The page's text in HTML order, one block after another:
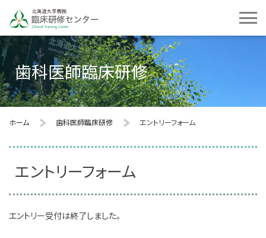
歯科医師臨床研修
ホーム 歯科医師臨床研修 エントリーフォーム
エントリーフォーム
エントリー受付は終了しました。